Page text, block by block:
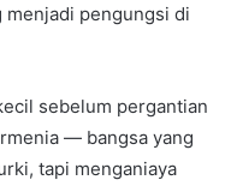
menjadi pengungsi di
sebelum pergantian
— bangsa yang
tapi menganiaya